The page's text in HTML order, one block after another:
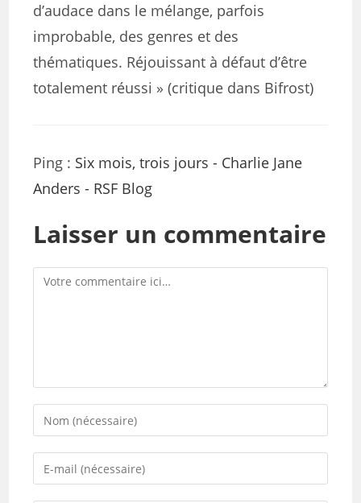
d’audace dans le mélange, parfois
improbable, des genres et des
thématiques. Réjouissant à défaut d’être
totalement réussi » (critique dans Bifrost)
Ping : Six mois, trois jours - Charlie Jane
Anders - RSF Blog
Laisser un commentaire